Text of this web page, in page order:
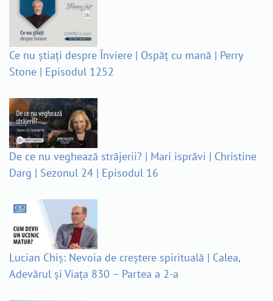
Ce nu știați despre Înviere | Ospăț cu mană | Perry
Stone | Episodul 1252
De ce nu veghează străjerii? | Mari isprăvi | Christine
Darg | Sezonul 24 | Episodul 16
Lucian Chiș: Nevoia de creștere spirituală | Calea,
Adevărul și Viața 830 – Partea a 2-a